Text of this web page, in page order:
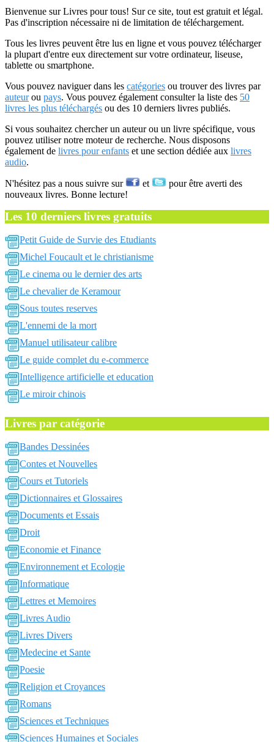
Bienvenue sur Livres pour tous! Sur ce site, tout est gratuit et légal.
Pas d'inscription nécessaire ni de limitation de téléchargement.
Tous les livres peuvent être lus en ligne et vous pouvez télécharger
la plupart d'entre eux directement sur votre ordinateur, liseuse,
tablette ou smartphone.
Vous pouvez naviguer dans les catégories ou trouver des livres par
auteurou pays. Vous pouvez également consulter la liste des 50
livres les plus téléchargés ou des 10 derniers livres publiés.
Si vous souhaitez chercher un auteur ou un livre spécifique, vous
pouvez utiliser notre moteur de recherche. Nous disposons
également de livres pour enfants et une section dédiée aux livres
audio.
N'hésitez pas a nous suivre sur et
pour être averti des
nouveaux livres. Bonne lecture!
Les 10 derniers livres gratuits
Petit Guide de Survie des Etudiants
Michel Foucault et le christianisme
Le cinema ou le dernier des arts
Le chevalier de Keramour
Sous toutes reserves
L'ennemi de la mort
Manuel utilisateur calibre
Le guide complet du e-commerce
Intelligence artificielle et education
Le miroir chinois
Livres par catégorie
Bandes Dessinées
Contes et Nouvelles
Cours et Tutoriels
Dictionnaires et Glossaires
Documents et Essais
Droit
Economie et Finance
Environnement et Ecologie
Informatique
Lettres et Memoires
Livres Audio
Livres Divers
Medecine et Sante
Poesie
Religion et Croyances
Romans
Sciences et Techniques
Sciences Humaines et Sociales